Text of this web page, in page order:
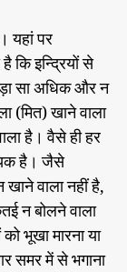
यहां पर
कि इन्द्रियों से
सा अधिक और न
(मित) खाने वाला
है। वैसे ही हर
है। जैसे
खाने वाला नहीं है,
न बोलने वाला
को भूखा मारना या
समर में से भगाना